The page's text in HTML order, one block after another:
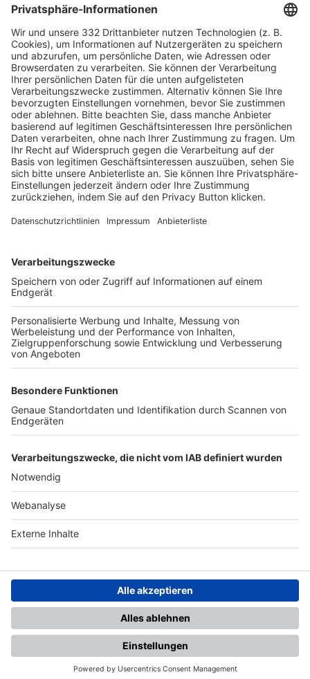
HÄUFIG BESUCHTE SEITEN
Pässe und Vereinswechsel
Trainerausbildung
Schulungsangebot Vereinsmitarbeiter
BFV-Geschäftsstellen
Trainerbörse
Login SpielPlus
FOLGE DEM BFV
TOP-VEREINE
TOP-PARTNER
Nutzungsbedingungen Datenschutz Impressum